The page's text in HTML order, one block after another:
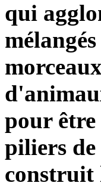
qui
pour
piliers de
construit